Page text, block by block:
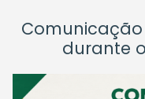
Comunicação
durante